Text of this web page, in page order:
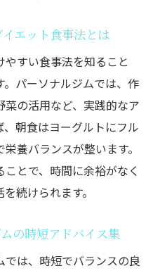
エット食事法とは
すい食事法を知ること
パーソナルジムでは、作
の活用など、実践的なア
朝食はヨーグルトにフル
養バランスが整います。
とで、時間に余裕がなく
続けられます。
の時短アドバイス集
は、時短でバランスの良